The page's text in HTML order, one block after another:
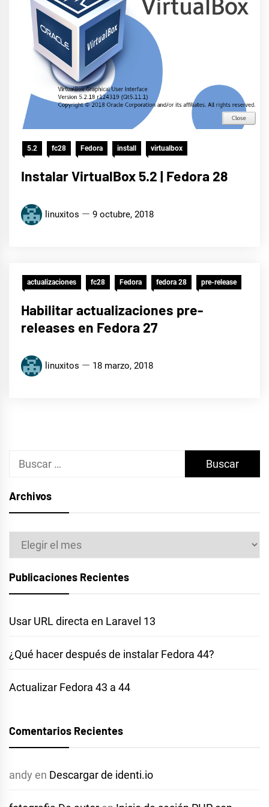
5.2 fc28 Fedora install virtualbox
Instalar VirtualBox 5.2 | Fedora 28
linuxitos 9 octubre, 2018
actualizaciones fc28 Fedora fedora 28 pre-release
Habilitar actualizaciones pre-
releases en Fedora 27
linuxitos 18 marzo, 2018
Buscar:
Archivos
Archivos
Publicaciones Recientes
Usar URL directa en Laravel 13
¿Qué hacer después de instalar Fedora 44?
Actualizar Fedora 43 a 44
Comentarios Recientes
andy en Descargar de identi.io